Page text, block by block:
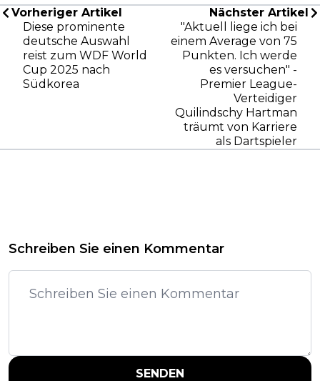
Vorheriger Artikel
Diese prominente
deutsche Auswahl
reist zum WDF World
Cup 2025 nach
Südkorea
Nächster Artikel
"Aktuell liege ich bei
einem Average von 75
Punkten. Ich werde
es versuchen" -
Premier League-
Verteidiger
Quilindschy Hartman
träumt von Karriere
als Dartspieler
Schreiben Sie einen Kommentar
SENDEN